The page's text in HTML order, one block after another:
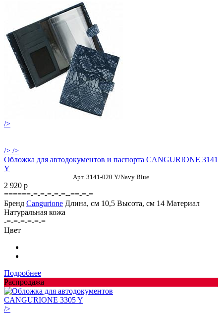
/>
/> />
Обложка для автодокументов и паспорта CANGURIONE 3141
Y
Арт. 3141-020 Y/Navy Blue
2 920 p
======-=-=-=-=-=--==-=-=
Бренд Cangurione Длина, см 10,5 Высота, см 14 Материал
Натуральная кожа
-=-=-=-=-=-=
Цвет
Подробнее
Распродажа
/>